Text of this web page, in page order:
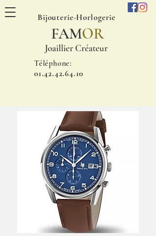
Bijouterie-Horlogerie
FAMOR
Joaillier Créateur
Téléphone:
01.42.42.64.10